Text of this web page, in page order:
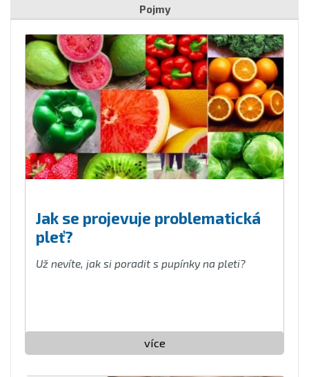
Pojmy
Jak se projevuje problematická
pleť?
Už nevíte, jak si poradit s pupínky na pleti?
více